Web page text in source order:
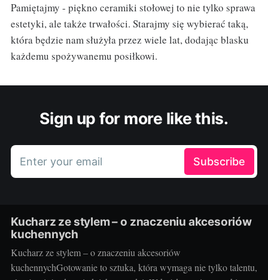
Pamiętajmy - piękno ceramiki stołowej to nie tylko sprawa
estetyki, ale także trwałości. Starajmy się wybierać taką,
która będzie nam służyła przez wiele lat, dodając blasku
każdemu spożywanemu posiłkowi.
Sign up for more like this.
Enter your email Subscribe
Kucharz ze stylem – o znaczeniu akcesoriów
kuchennych
Kucharz ze stylem – o znaczeniu akcesoriów
kuchennychGotowanie to sztuka, która wymaga nie tylko talentu,